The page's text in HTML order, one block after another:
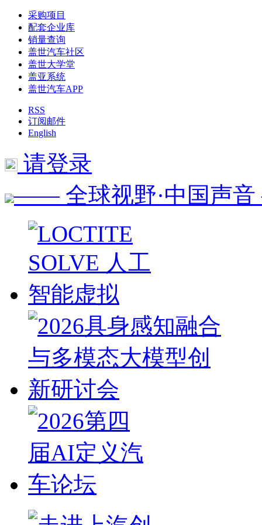
采购项目
配套企业库
销量查询
盖世汽车社区
盖世大学堂
盖亚系统
盖世汽车APP
RSS
订阅邮件
English
请登录
—— 全球视野·中国声